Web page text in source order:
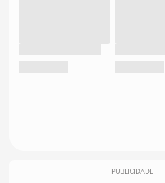
PUBLICIDADE